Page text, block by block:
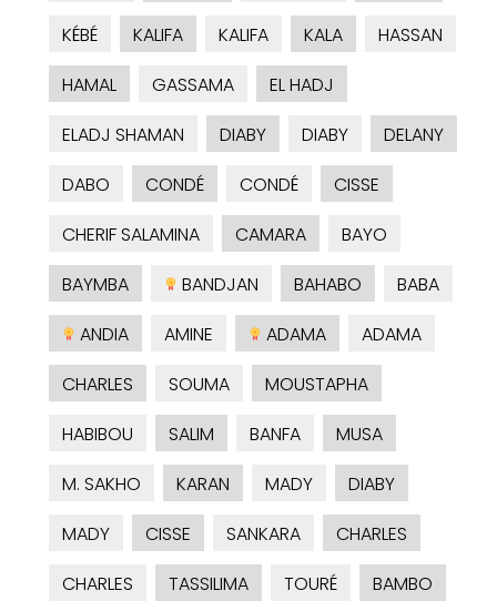
KÉBÉ KALIFA KALIFA KALA
HASSAN
HAMAL
GASSAMA
EL HADJ
ELADJ SHAMAN
DIABY DIABY
DELANY
DABO
CONDÉ CONDÉ
CISSE
CHERIF SALAMINA
CAMARA
BAYO
BAYMBA
BANDJAN BAHABO
BABA
ANDIA
AMINE ADAMA
ADAMA
CHARLES
SOUMA
MOUSTAPHA
HABIBOU
SALIM BANFA
MUSA
M. SAKHO
KARAN MADY
DIABY
MADY
CISSE SANKARA
CHARLES
CHARLES
TASSILIMA TOURÉ
BAMBO